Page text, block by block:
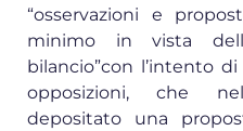
“osservazioni e
minimo in vista
bilancio”con l’intento
opposizioni, che
depositato una